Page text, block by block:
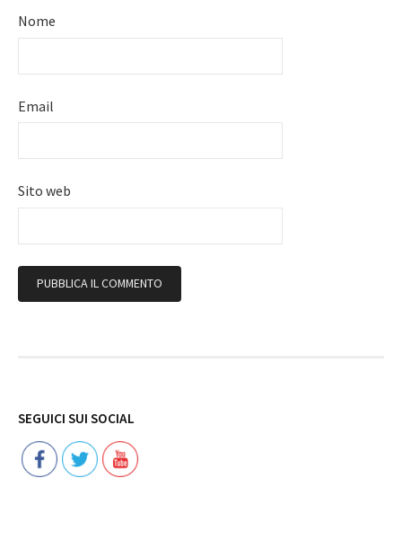
Nome
Email
Sito web
SEGUICI SUI SOCIAL